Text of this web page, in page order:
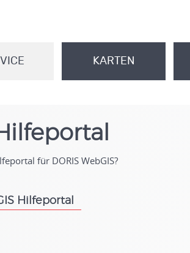
KARTEN
für DORIS WebGIS?
Hilfeportal